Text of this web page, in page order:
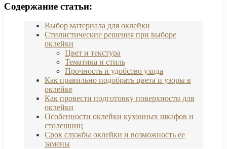
Содержание статьи:
Выбор материала для оклейки
Стилистические решения при выборе
оклейки
Цвет и текстура
Тематика и стиль
Прочность и удобство ухода
Как правильно подобрать цвета и узоры в
оклейке
Как провести подготовку поверхности для
оклейки
Особенности оклейки кухонных шкафов и
столешниц
Срок службы оклейки и возможность ее
замены